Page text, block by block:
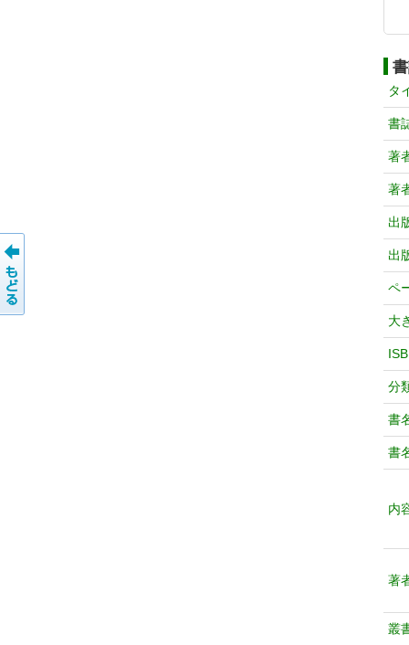
タ
書
著
著
出
出
ペ
大
分
書
書
内
著
叢